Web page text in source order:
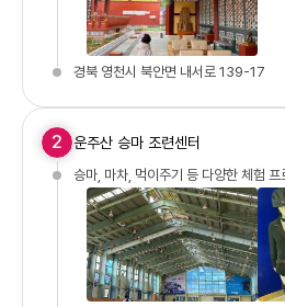
경북 영천시 북안면 내서로 139-17
2 운주산 승마 조련센터
승마, 마차, 먹이주기 등 다양한 체험